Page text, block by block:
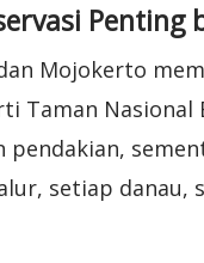
Penting
Mojokerto
Taman Nasional
pendakian,
setiap